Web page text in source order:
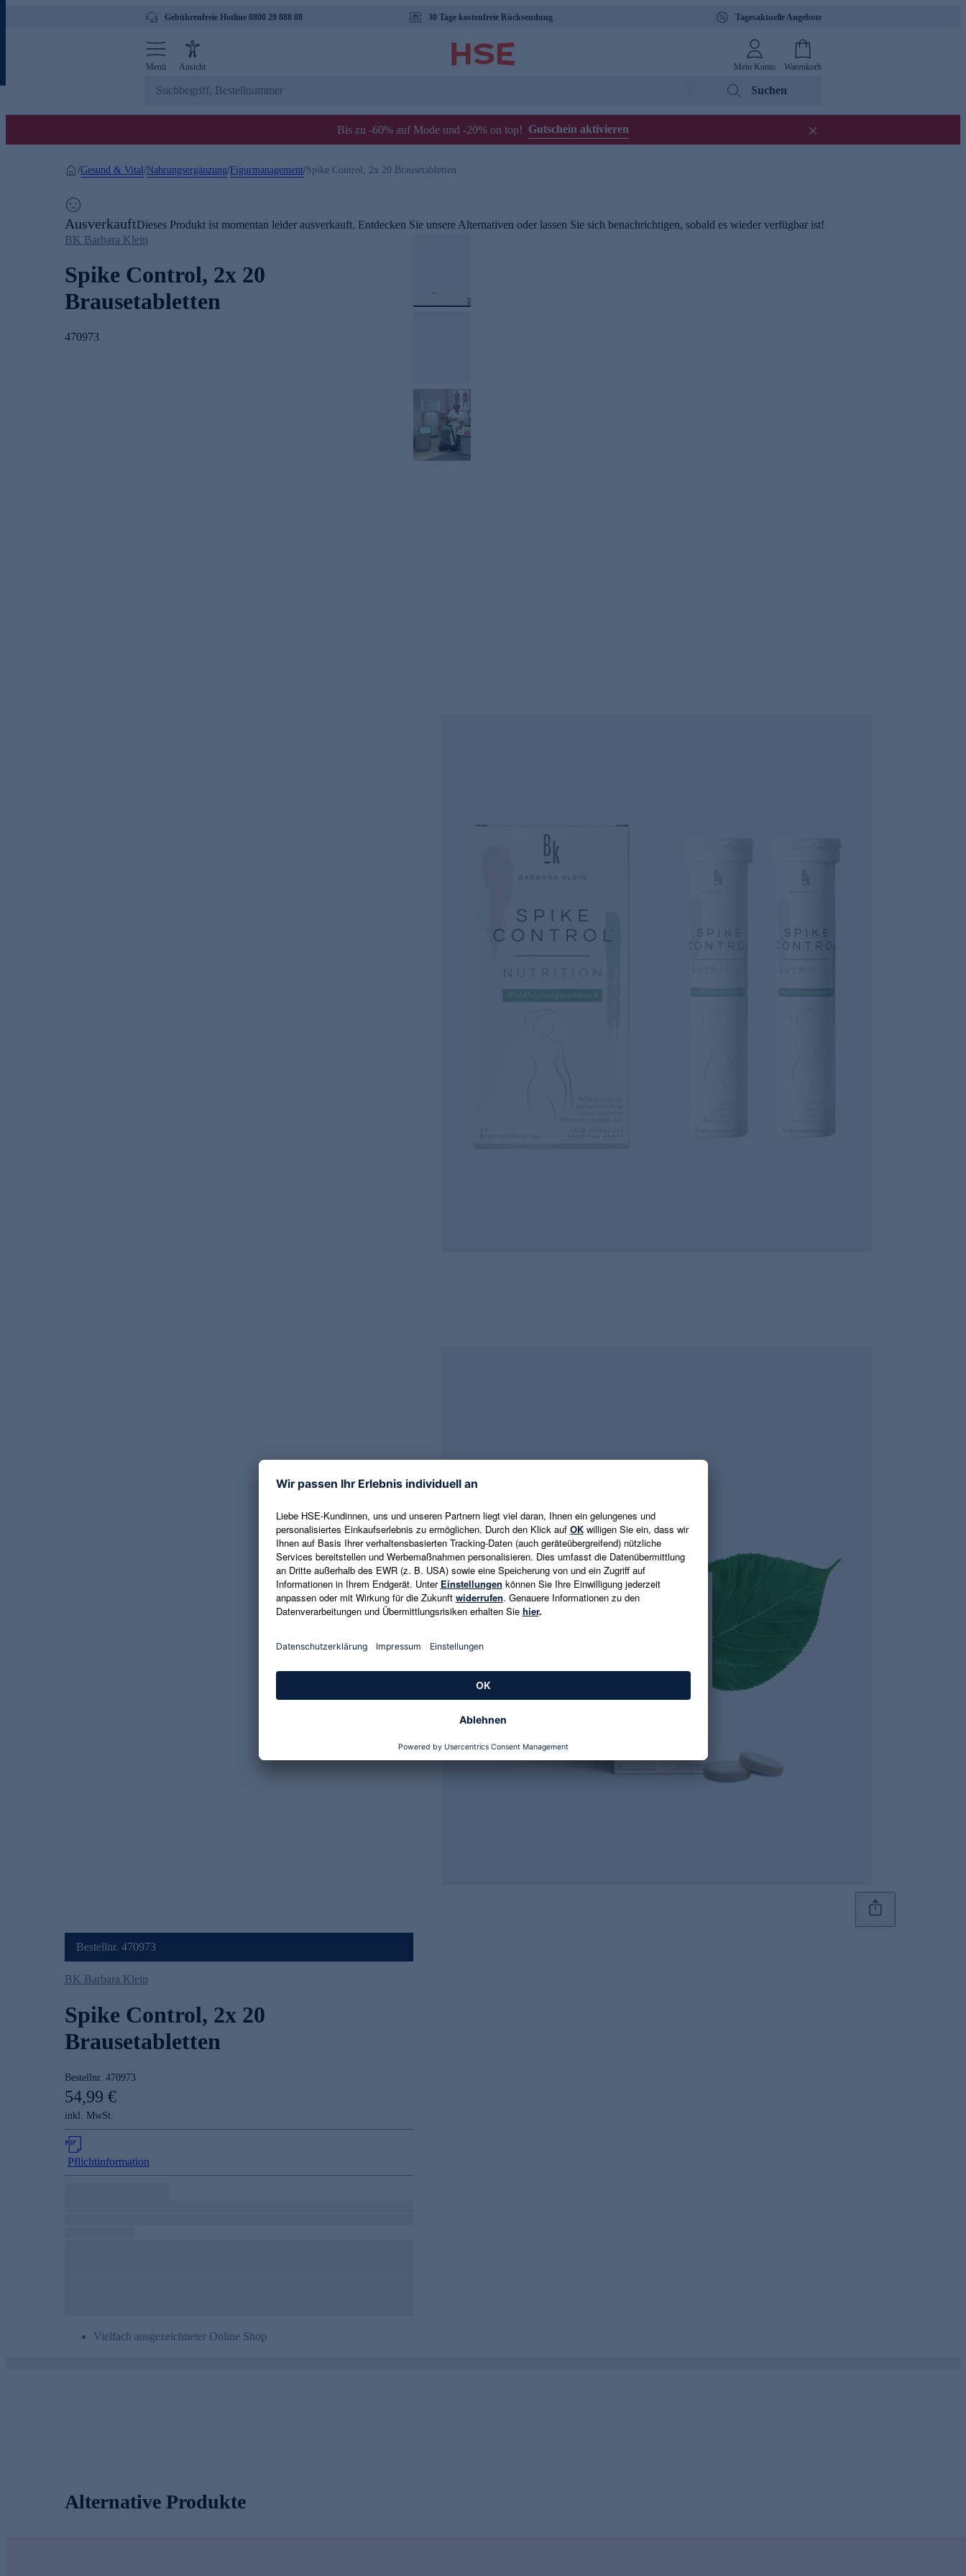
Gebührenfreie Hotline 0800 29 888 88 30 Tage kostenfreie Rücksendung Tagesaktuelle Angebote
Menü Ansicht Mein Konto Warenkorb
Suchen
Bis zu -60% auf Mode und -20% on top! Gutschein aktivieren
/Gesund & Vital/Nahrungsergänzung/Figurmanagement/Spike Control, 2x 20 Brausetabletten
AusverkauftDieses Produkt ist momentan leider ausverkauft. Entdecken Sie unsere Alternativen oder lassen Sie sich benachrichtigen, sobald es wieder verfügbar ist!
BK Barbara Klein
Spike Control, 2x 20
Brausetabletten
470973
Bestellnr. 470973
BK Barbara Klein
Spike Control, 2x 20
Brausetabletten
Bestellnr. 470973
54,99 €
inkl. MwSt.
Pflichtinformation
Vielfach ausgezeichneter Online Shop
Alternative Produkte